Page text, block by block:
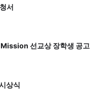
서
선교상 장학생 공고
상식